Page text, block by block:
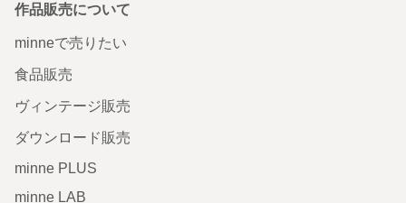
作品販売について
minneで売りたい
食品販売
ヴィンテージ販売
ダウンロード販売
minne PLUS
minne LAB